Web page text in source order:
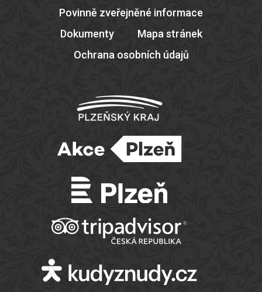
Povinně zveřejněné informace
Dokumenty
Mapa stránek
Ochrana osobních údajů